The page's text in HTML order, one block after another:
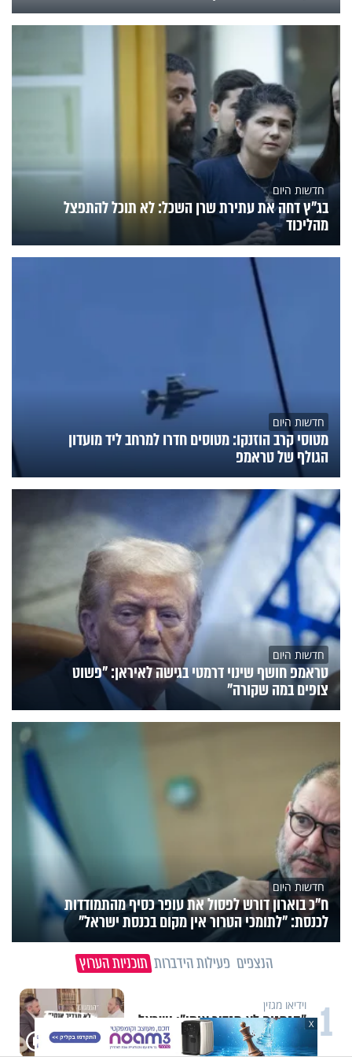
חדשות היום
בג"ץ דחה את עתירת שרן השכל: לא תוכל להתפצל
מהליכוד
חדשות היום
מטוסי קרב הוזנקו: מטוסים חדרו למרחב ליד מועדון
הגולף של טראמפ
חדשות היום
טראמפ חושף שינוי דרמטי בגישה לאיראן: "פשוט
צופים במה שקורה"
חדשות היום
ח״כ בוארון דורש לפסול את עופר כסיף מהתמודדות
לכנסת: "לתומכי הטרור אין מקום בכנסת ישראל"
הנצפים פעילות הידברות תוכניות הערוץ
1 וידיאו מגזין
"הגמגום לא מגדיר אותי": ישראל
שטרן על המגבלה שלא עוצרת אותו
X